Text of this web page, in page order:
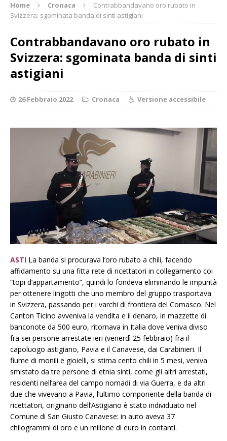
Home Cronaca
Contrabbandavano oro rubato in
Svizzera: sgominata banda di sinti astigiani
Contrabbandavano oro rubato in
Svizzera: sgominata banda di sinti
astigiani
26 Febbraio 2022 Cronaca Versione accessibile
ASTI La banda si procurava l’oro rubato a chili, facendo
affidamento su una fitta rete di ricettatori in collegamento coi
“topi d’appartamento”, quindi lo fondeva eliminando le impurità
per ottenere lingotti che uno membro del gruppo trasportava
in Svizzera, passando per i varchi di frontiera del Comasco. Nel
Canton Ticino avveniva la vendita e il denaro, in mazzette di
banconote da 500 euro, ritornava in Italia dove veniva diviso
fra sei persone arrestate ieri (venerdì 25 febbraio) fra il
capoluogo astigiano, Pavia e il Canavese, dai Carabinieri. Il
fiume di monili e gioielli, si stima cento chili in 5 mesi, veniva
smistato da tre persone di etnia sinti, come gli altri arrestati,
residenti nell’area del campo nomadi di via Guerra, e da altri
due che vivevano a Pavia, l’ultimo componente della banda di
ricettatori, originario dell’Astigiano è stato individuato nel
Comune di San Giusto Canavese: in auto aveva 37
chilogrammi di oro e un milione di euro in contanti.